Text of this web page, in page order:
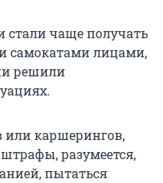
стали чаще получать
самокатами лицами,
решили
или каршерингов,
разумеется,
пытаться